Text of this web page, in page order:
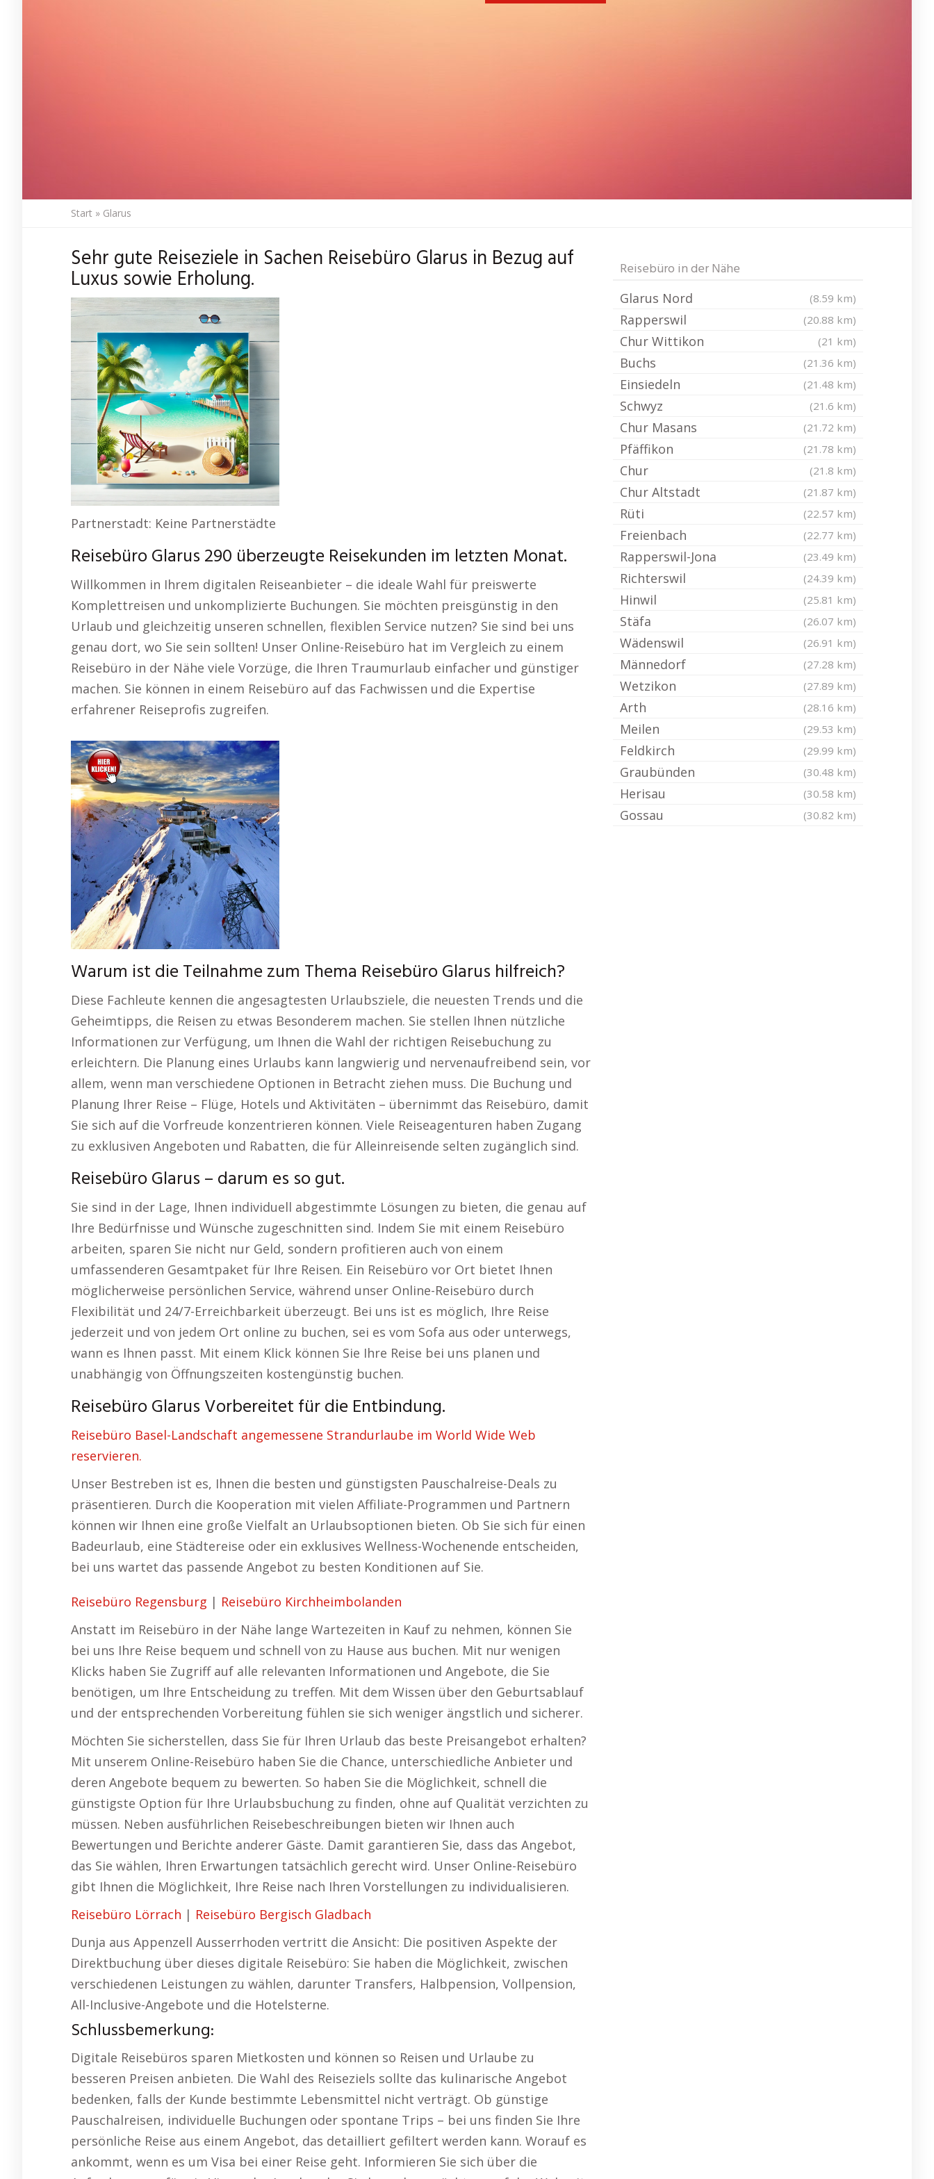
Start » Glarus
Sehr gute Reiseziele in Sachen Reisebüro Glarus in Bezug auf
Luxus sowie Erholung.
Partnerstadt: Keine Partnerstädte
Reisebüro Glarus 290 überzeugte Reisekunden im letzten Monat.
Willkommen in Ihrem digitalen Reiseanbieter – die ideale Wahl für preiswerte
Komplettreisen und unkomplizierte Buchungen. Sie möchten preisgünstig in den
Urlaub und gleichzeitig unseren schnellen, flexiblen Service nutzen? Sie sind bei uns
genau dort, wo Sie sein sollten! Unser Online-Reisebüro hat im Vergleich zu einem
Reisebüro in der Nähe viele Vorzüge, die Ihren Traumurlaub einfacher und günstiger
machen. Sie können in einem Reisebüro auf das Fachwissen und die Expertise
erfahrener Reiseprofis zugreifen.
Warum ist die Teilnahme zum Thema Reisebüro Glarus hilfreich?
Diese Fachleute kennen die angesagtesten Urlaubsziele, die neuesten Trends und die
Geheimtipps, die Reisen zu etwas Besonderem machen. Sie stellen Ihnen nützliche
Informationen zur Verfügung, um Ihnen die Wahl der richtigen Reisebuchung zu
erleichtern. Die Planung eines Urlaubs kann langwierig und nervenaufreibend sein, vor
allem, wenn man verschiedene Optionen in Betracht ziehen muss. Die Buchung und
Planung Ihrer Reise – Flüge, Hotels und Aktivitäten – übernimmt das Reisebüro, damit
Sie sich auf die Vorfreude konzentrieren können. Viele Reiseagenturen haben Zugang
zu exklusiven Angeboten und Rabatten, die für Alleinreisende selten zugänglich sind.
Reisebüro Glarus – darum es so gut.
Sie sind in der Lage, Ihnen individuell abgestimmte Lösungen zu bieten, die genau auf
Ihre Bedürfnisse und Wünsche zugeschnitten sind. Indem Sie mit einem Reisebüro
arbeiten, sparen Sie nicht nur Geld, sondern profitieren auch von einem
umfassenderen Gesamtpaket für Ihre Reisen. Ein Reisebüro vor Ort bietet Ihnen
möglicherweise persönlichen Service, während unser Online-Reisebüro durch
Flexibilität und 24/7-Erreichbarkeit überzeugt. Bei uns ist es möglich, Ihre Reise
jederzeit und von jedem Ort online zu buchen, sei es vom Sofa aus oder unterwegs,
wann es Ihnen passt. Mit einem Klick können Sie Ihre Reise bei uns planen und
unabhängig von Öffnungszeiten kostengünstig buchen.
Reisebüro Glarus Vorbereitet für die Entbindung.
Reisebüro Basel-Landschaft angemessene Strandurlaube im World Wide Web
reservieren.
Unser Bestreben ist es, Ihnen die besten und günstigsten Pauschalreise-Deals zu
präsentieren. Durch die Kooperation mit vielen Affiliate-Programmen und Partnern
können wir Ihnen eine große Vielfalt an Urlaubsoptionen bieten. Ob Sie sich für einen
Badeurlaub, eine Städtereise oder ein exklusives Wellness-Wochenende entscheiden,
bei uns wartet das passende Angebot zu besten Konditionen auf Sie.
Reisebüro Regensburg | Reisebüro Kirchheimbolanden
Anstatt im Reisebüro in der Nähe lange Wartezeiten in Kauf zu nehmen, können Sie
bei uns Ihre Reise bequem und schnell von zu Hause aus buchen. Mit nur wenigen
Klicks haben Sie Zugriff auf alle relevanten Informationen und Angebote, die Sie
benötigen, um Ihre Entscheidung zu treffen. Mit dem Wissen über den Geburtsablauf
und der entsprechenden Vorbereitung fühlen sie sich weniger ängstlich und sicherer.
Möchten Sie sicherstellen, dass Sie für Ihren Urlaub das beste Preisangebot erhalten?
Mit unserem Online-Reisebüro haben Sie die Chance, unterschiedliche Anbieter und
deren Angebote bequem zu bewerten. So haben Sie die Möglichkeit, schnell die
günstigste Option für Ihre Urlaubsbuchung zu finden, ohne auf Qualität verzichten zu
müssen. Neben ausführlichen Reisebeschreibungen bieten wir Ihnen auch
Bewertungen und Berichte anderer Gäste. Damit garantieren Sie, dass das Angebot,
das Sie wählen, Ihren Erwartungen tatsächlich gerecht wird. Unser Online-Reisebüro
gibt Ihnen die Möglichkeit, Ihre Reise nach Ihren Vorstellungen zu individualisieren.
Reisebüro Lörrach | Reisebüro Bergisch Gladbach
Dunja aus Appenzell Ausserrhoden vertritt die Ansicht: Die positiven Aspekte der
Direktbuchung über dieses digitale Reisebüro: Sie haben die Möglichkeit, zwischen
verschiedenen Leistungen zu wählen, darunter Transfers, Halbpension, Vollpension,
All-Inclusive-Angebote und die Hotelsterne.
Schlussbemerkung:
Digitale Reisebüros sparen Mietkosten und können so Reisen und Urlaube zu
besseren Preisen anbieten. Die Wahl des Reiseziels sollte das kulinarische Angebot
bedenken, falls der Kunde bestimmte Lebensmittel nicht verträgt. Ob günstige
Pauschalreisen, individuelle Buchungen oder spontane Trips – bei uns finden Sie Ihre
persönliche Reise aus einem Angebot, das detailliert gefiltert werden kann. Worauf es
ankommt, wenn es um Visa bei einer Reise geht. Informieren Sie sich über die
Reisebüro in der Nähe
Glarus Nord (8.59 km)
Rapperswil (20.88 km)
Chur Wittikon (21 km)
Buchs (21.36 km)
Einsiedeln (21.48 km)
Schwyz (21.6 km)
Chur Masans (21.72 km)
Pfäffikon (21.78 km)
Chur (21.8 km)
Chur Altstadt (21.87 km)
Rüti (22.57 km)
Freienbach (22.77 km)
Rapperswil-Jona (23.49 km)
Richterswil (24.39 km)
Hinwil (25.81 km)
Stäfa (26.07 km)
Wädenswil (26.91 km)
Männedorf (27.28 km)
Wetzikon (27.89 km)
Arth (28.16 km)
Meilen (29.53 km)
Feldkirch (29.99 km)
Graubünden (30.48 km)
Herisau (30.58 km)
Gossau (30.82 km)